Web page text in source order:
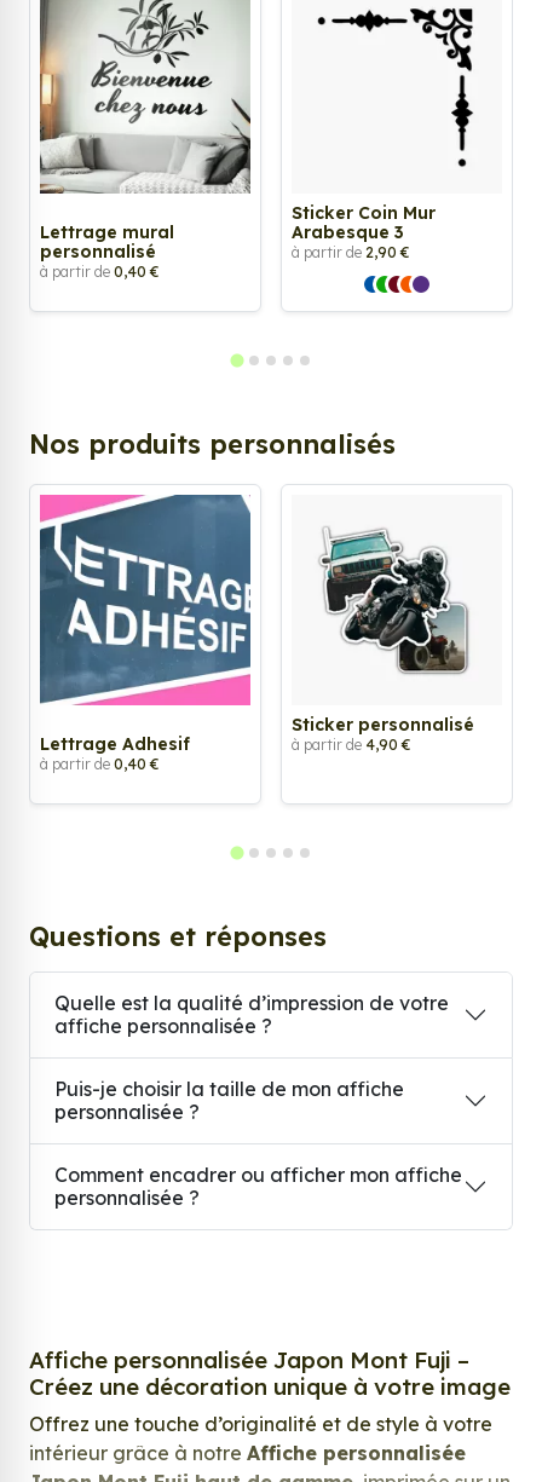
Lettrage mural
personnalisé
à partir de 0,40 €
Sticker Coin Mur
Arabesque 3
à partir de 2,90 €
Nos produits personnalisés
Lettrage Adhesif
à partir de 0,40 €
Sticker personnalisé
à partir de 4,90 €
Questions et réponses
Quelle est la qualité d’impression de votre
affiche personnalisée ?
Puis-je choisir la taille de mon affiche
personnalisée ?
Comment encadrer ou afficher mon affiche
personnalisée ?
Affiche personnalisée Japon Mont Fuji –
Créez une décoration unique à votre image
Offrez une touche d’originalité et de style à votre
intérieur grâce à notre Affiche personnalisée